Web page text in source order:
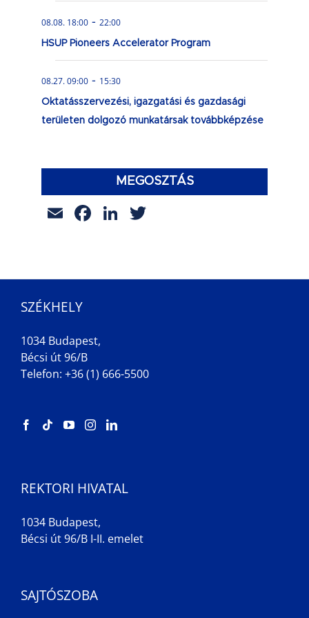
08.08. 18:00 - 22:00
HSUP Pioneers Accelerator Program
08.27. 09:00 - 15:30
Oktatásszervezési, igazgatási és gazdasági
területen dolgozó munkatársak továbbképzése
MEGOSZTÁS
EmailFacebook
LinkedIn
SZÉKHELY
1034 Budapest,
Bécsi út 96/B
Telefon: +36 (1) 666-5500
REKTORI HIVATAL
1034 Budapest,
Bécsi út 96/B I-II. emelet
SAJTÓSZOBA